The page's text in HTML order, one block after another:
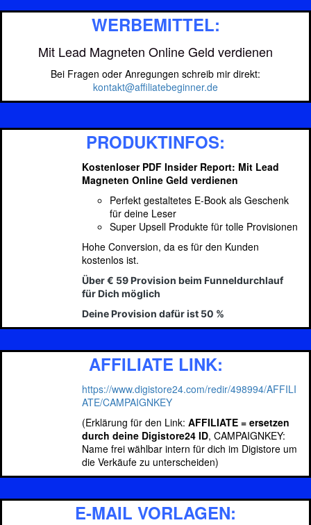
WERBEMITTEL:
Mit Lead Magneten Online Geld verdienen
Bei Fragen oder Anregungen schreib mir direkt:
kontakt@affiliatebeginner.de
PRODUKTINFOS:
Kostenloser PDF Insider Report: Mit Lead
Magneten Online Geld verdienen
Perfekt gestaltetes E-Book als Geschenk
für deine Leser
Super Upsell Produkte für tolle Provisionen
Hohe Conversion, da es für den Kunden
kostenlos ist.
Über € 59 Provision beim Funneldurchlauf
für Dich möglich
Deine Provision dafür ist 50 %
AFFILIATE LINK:
https://www.digistore24.com/redir/498994/AFFILI
ATE/CAMPAIGNKEY
(Erklärung für den Link: AFFILIATE = ersetzen
durch deine Digistore24 ID, CAMPAIGNKEY:
Name frei wählbar intern für dich im Digistore um
die Verkäufe zu unterscheiden)
E-MAIL VORLAGEN: